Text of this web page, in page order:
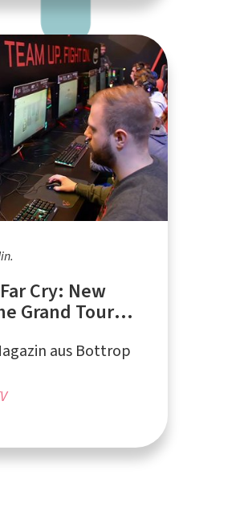
Cry: New
Grand Tour
– E-Sports-
aus Bottrop